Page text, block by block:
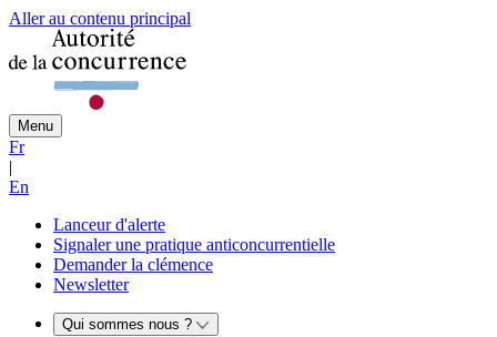
Aller au contenu principal
Menu
Fr
|
En
Lanceur d'alerte
Signaler une pratique anticoncurrentielle
Demander la clémence
Newsletter
Qui sommes nous ?